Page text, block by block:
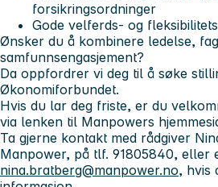
forsikringsordninger
Gode velferds- og
Ønsker du å kombinere ledelse,
samfunnsengasjement?
Da oppfordrer vi deg til å søke
Økonomiforbundet.
Hvis du lar deg friste, er du
via lenken til Manpowers
Ta gjerne kontakt med rådgiver
Manpower, på tlf. 91805840, eller
nina.bratberg@manpower.no, hvis